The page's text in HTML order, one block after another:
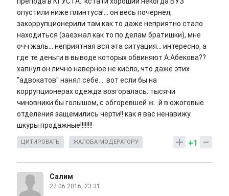
опустили ниже плинтуса!... он весь почернел,
закоррупционерили там как то даже неприятно стало
находиться (заезжал как то по делам братишки), мне
очч жаль... неприятная вся эта ситуация... интересно, а
где те деньги в выводе которых обвиняют А.Абекова??
хапнул он лично наверное не кисло, что даже этих
"адвокатов" нанял себе.... вот если бы на
коррупционерах одежда возгоралась: тысячи
чиновники бы голышом, с обгоревшей ж...й в ожоговые
отделения защемились черти!! как я вас ненавижу
шкуры продажные!!!!!!!!
+1
ЦИТИРОВАТЬ ЖАЛОБА МОДЕРАТОРУ
Салим
27.06.2016, 23:31